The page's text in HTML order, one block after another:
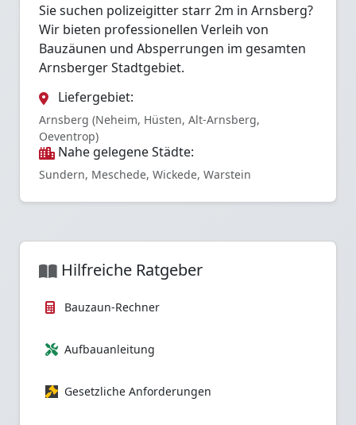
Sie suchen polizeigitter starr 2m in Arnsberg?
Wir bieten professionellen Verleih von
Bauzäunen und Absperrungen im gesamten
Arnsberger Stadtgebiet.
Liefergebiet:
Arnsberg (Neheim, Hüsten, Alt-Arnsberg,
Oeventrop)
Nahe gelegene Städte:
Sundern, Meschede, Wickede, Warstein
Hilfreiche Ratgeber
Bauzaun-Rechner
Aufbauanleitung
Gesetzliche Anforderungen